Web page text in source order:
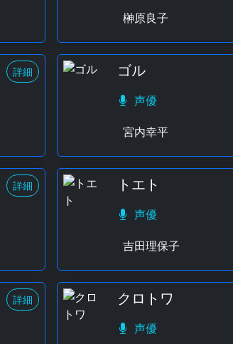
榊原良子
詳細 ゴル
声優
宮内幸平
詳細 トエト
声優
吉田理保子
詳細 クロトワ
声優